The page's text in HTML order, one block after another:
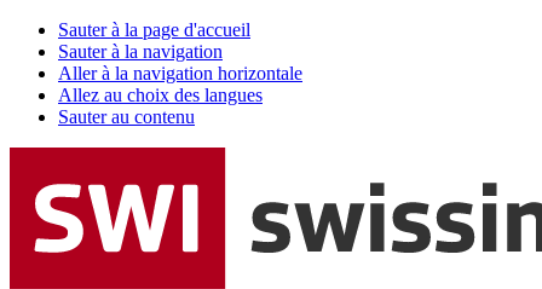
Sauter à la page d'accueil
Sauter à la navigation
Aller à la navigation horizontale
Allez au choix des langues
Sauter au contenu